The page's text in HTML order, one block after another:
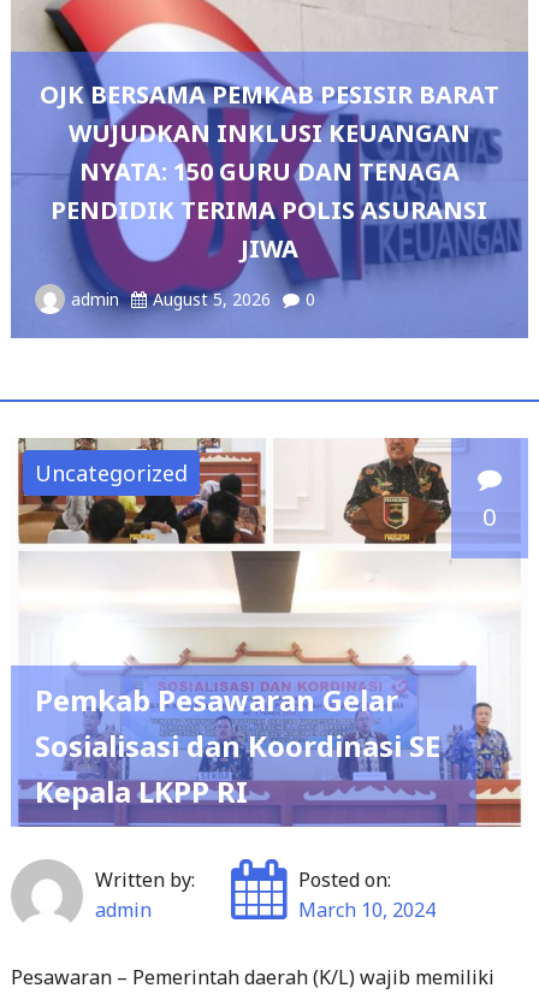
OJK BERSAMA PEMKAB PESISIR BARAT
WUJUDKAN INKLUSI KEUANGAN
NYATA: 150 GURU DAN TENAGA
PENDIDIK TERIMA POLIS ASURANSI
JIWA
admin August 5, 2026 0
Uncategorized
0
Pemkab Pesawaran Gelar
Sosialisasi dan Koordinasi SE
Kepala LKPP RI
Written by:
admin
Posted on:
March 10, 2024
Pesawaran – Pemerintah daerah (K/L) wajib memiliki